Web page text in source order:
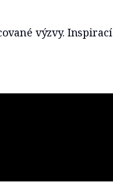
výzvy. Inspirací